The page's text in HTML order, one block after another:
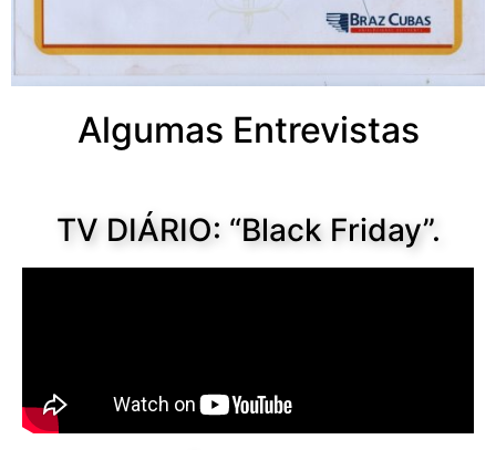
Algumas Entrevistas
TV DIÁRIO: “Black Friday”.